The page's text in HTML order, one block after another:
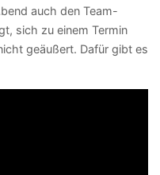
auch den Team-
sich zu einem Termin
geäußert. Dafür gibt es